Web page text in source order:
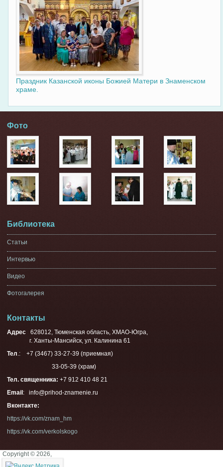
Праздник Казанской иконы Божией Матери в Знаменском
храме.
Фото
Библиотека
Статьи
Интервью
Видео
Фотогалерея
Контакты
Адрес 628012, Тюменская область, ХМАО-Югра,
г. Ханты-Мансийск, ул. Калинина 61
Тел.: +7 (3467) 33-27-39 (приемная)
33-05-39 (храм)
Тел. священника:+7 912 410 48 21
Email : info@prihod-znamenie.ru
Вконтакте:
https://vk.com/znam_hm
https://vk.com/verkolskogo
Copyright © 2026,